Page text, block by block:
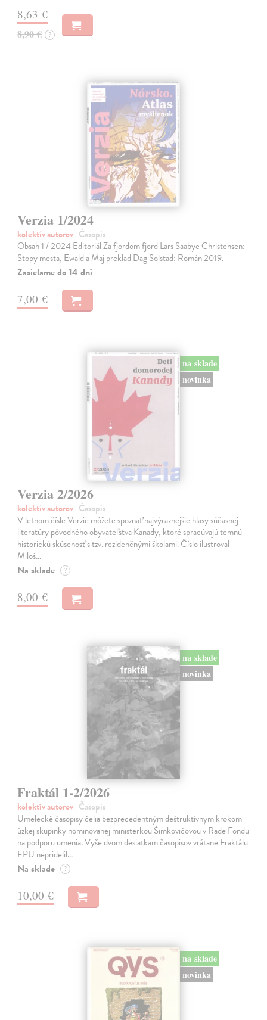
8,63 €
8,90 € ?
Verzia 1/2024
kolektív autorov| Časopis
Obsah 1 / 2024 Editoriál Za fjordom fjord Lars Saabye Christensen:
Stopy mesta, Ewald a Maj preklad Dag Solstad: Román 2019.
Zasielame do 14 dní
7,00 €
na sklade
novinka
Verzia 2/2026
kolektív autorov| Časopis
V letnom čísle Verzie môžete spoznať najvýraznejšie hlasy súčasnej
literatúry pôvodného obyvateľstva Kanady, ktoré spracúvajú temnú
historickú skúsenosť s tzv. rezidenčnými školami. Číslo ilustroval
Miloš…
Na sklade ?
8,00 €
na sklade
novinka
Fraktál 1-2/2026
kolektív autorov| Časopis
Umelecké časopisy čelia bezprecedentným deštruktívnym krokom
úzkej skupinky nominovanej ministerkou Šimkovičovou v Rade Fondu
na podporu umenia. Vyše dvom desiatkam časopisov vrátane Fraktálu
FPU nepridelil…
Na sklade ?
10,00 €
na sklade
novinka